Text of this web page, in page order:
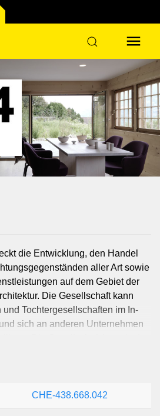
die Entwicklung, den Handel
aller Art sowie
auf dem Gebiet der
Die Gesellschaft kann
Tochtergesellschaften im In-
sich an anderen Unternehmen
erwerben, belasten,
CHE-438.668.042